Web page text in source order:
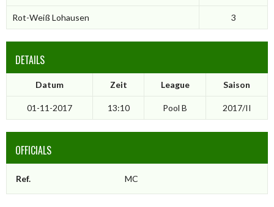
Rot-Weiß Lohausen 3
DETAILS
Datum Zeit League Saison
01-11-2017 13:10 Pool B 2017/II
OFFICIALS
Ref. MC